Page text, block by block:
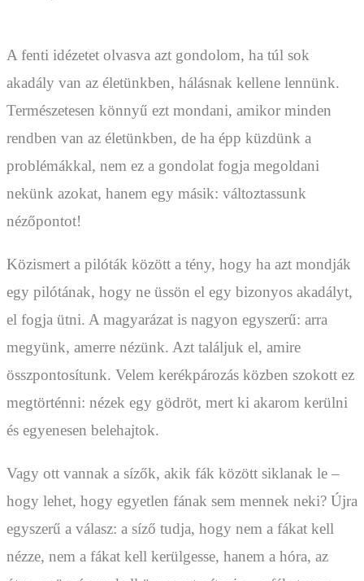
A fenti idézetet olvasva azt gondolom, ha túl sok
akadály van az életünkben, hálásnak kellene lennünk.
Természetesen könnyű ezt mondani, amikor minden
rendben van az életünkben, de ha épp küzdünk a
problémákkal, nem ez a gondolat fogja megoldani
nekünk azokat, hanem egy másik: változtassunk
nézőpontot!
Közismert a pilóták között a tény, hogy ha azt mondják
egy pilótának, hogy ne üssön el egy bizonyos akadályt,
el fogja ütni. A magyarázat is nagyon egyszerű: arra
megyünk, amerre nézünk. Azt találjuk el, amire
összpontosítunk. Velem kerékpározás közben szokott ez
megtörténni: nézek egy gödröt, mert ki akarom kerülni
és egyenesen belehajtok.
Vagy ott vannak a sízők, akik fák között siklanak le –
hogy lehet, hogy egyetlen fának sem mennek neki? Újra
egyszerű a válasz: a síző tudja, hogy nem a fákat kell
nézze, nem a fákat kell kerülgesse, hanem a hóra, az